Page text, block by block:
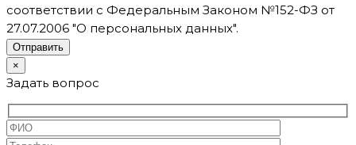
соответствии с Федеральным Законом №152-ФЗ от
27.07.2006 "О персональных данных".
×
Задать вопрос